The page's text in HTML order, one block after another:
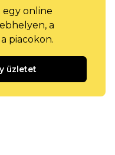
online
a
piacokon.
üzletet